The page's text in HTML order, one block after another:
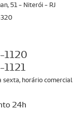
51 - Niterói - RJ
1120
sexta, horário comercial
24h